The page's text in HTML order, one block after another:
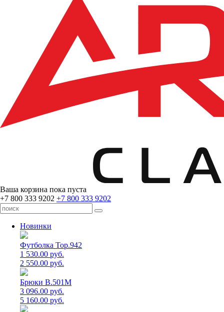
Ваша корзина пока пуста
+7 800 333 9202 +7 800 333 9202
Новинки
Футболка Top.942
1 530.00 руб.
2 550.00 руб.
Брюки B.501M
3 096.00 руб.
5 160.00 руб.